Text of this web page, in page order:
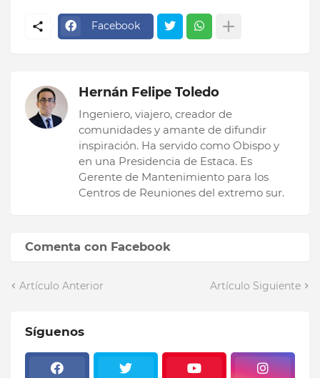
Facebook
Hernán Felipe Toledo
Ingeniero, viajero, creador de
comunidades y amante de difundir
inspiración. Ha servido como Obispo y
en una Presidencia de Estaca. Es
Gerente de Mantenimiento para los
Centros de Reuniones del extremo sur.
Comenta con Facebook
Artículo Anterior Artículo Siguiente
Síguenos